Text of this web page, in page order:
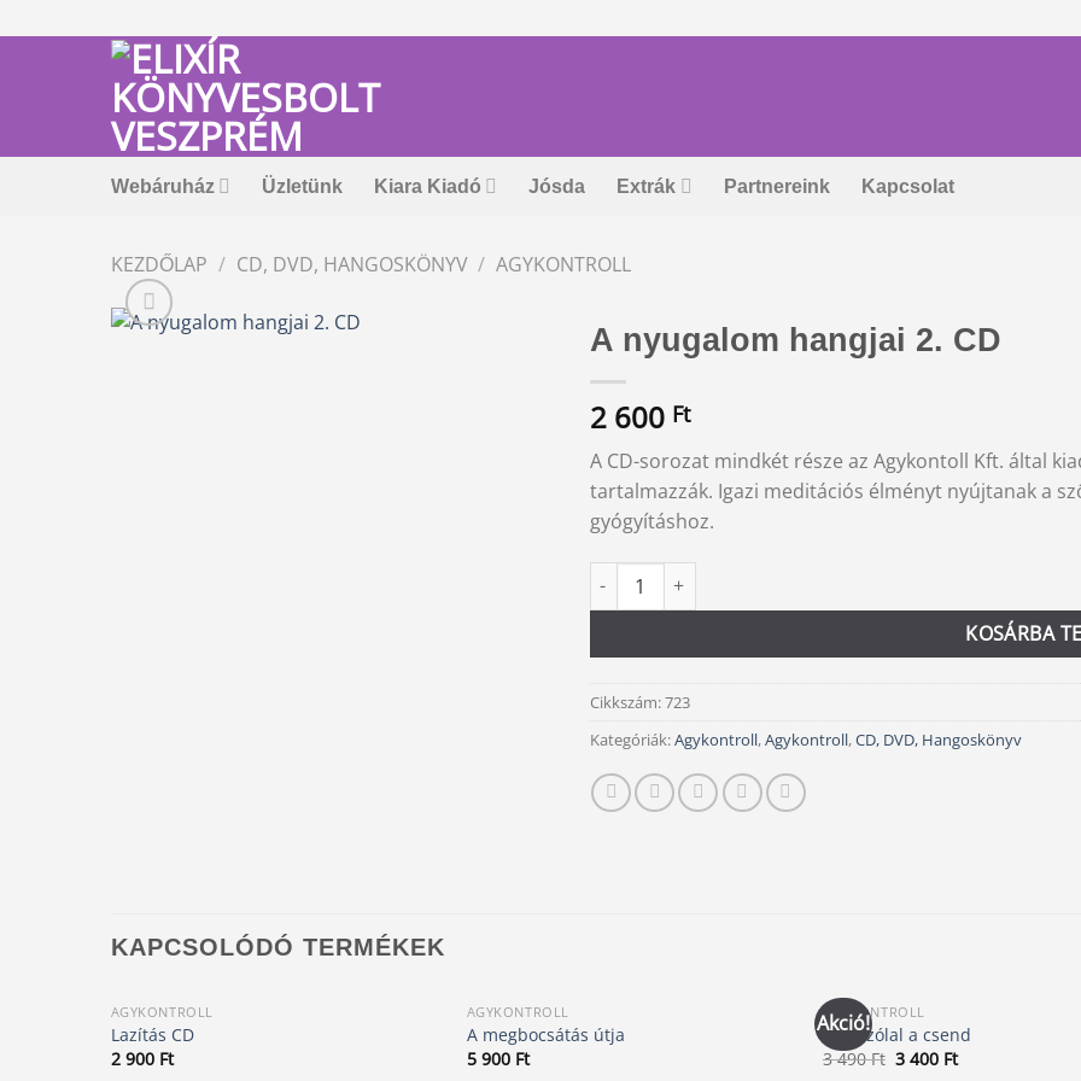
to
Webáruház Üzletünk Kiara Kiadó Jósda Extrák Partnereink Kapcsolat
KEZDŐLAP / CD, DVD, HANGOSKÖNYV / AGYKONTROLL
A nyugalom hangjai 2. CD
2 600 Ft
A CD-sorozat mindkét része az Agykontoll Kft. által
tartalmazzák. Igazi meditációs élményt nyújtanak a
gyógyításhoz.
A nyugalom hangjai 2. CD mennyiség
KOSÁRBA
Alternative:
Cikkszám:723
Kategóriák:Agykontroll,Agykontroll,CD, DVD, Hangoskönyv
KAPCSOLÓDÓ TERMÉKEK
AGYKONTROLL
Lazítás CD
2 900 Ft
AGYKONTROLL
A megbocsátás útja
5 900 Ft
Akció!
AGYKONTROLL
Megszólal a csend
3 490Ft Original
3 400 FtCurrent